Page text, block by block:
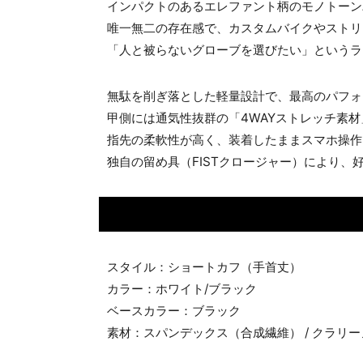
インパクトのあるエレファント柄のモノトー
唯一無二の存在感で、カスタムバイクやスト
「人と被らないグローブを選びたい」という
無駄を削ぎ落とした軽量設計で、最高のパフ
甲側には通気性抜群の「4WAYストレッチ素
指先の柔軟性が高く、装着したままスマホ操
独自の留め具（FISTクロージャー）により、
スタイル：ショートカフ（手首丈）
カラー：ホワイト/ブラック
ベースカラー：ブラック
素材：スパンデックス（合成繊維） / クラリ